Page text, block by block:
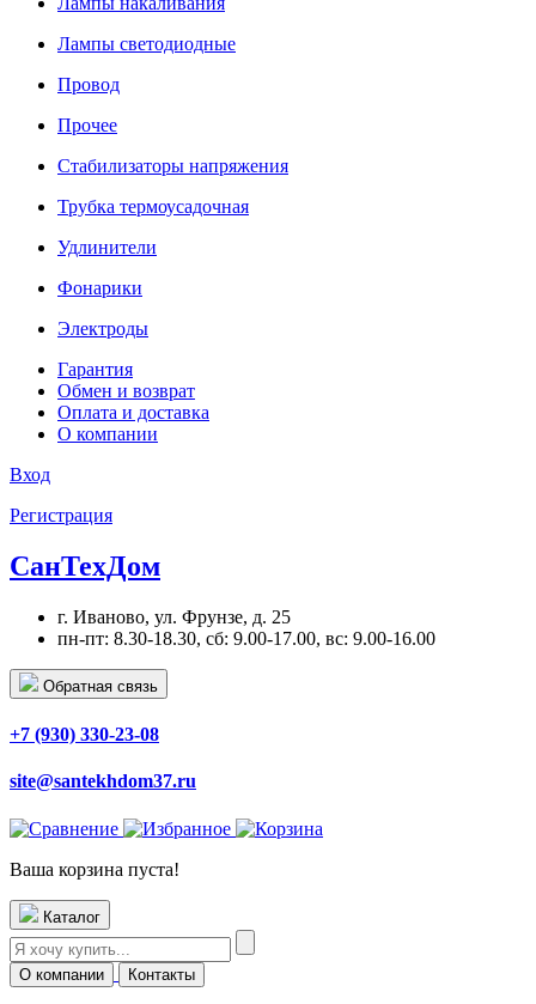
Лампы светодиодные
Провод
Прочее
Стабилизаторы напряжения
Трубка термоусадочная
Удлинители
Фонарики
Электроды
Гарантия
Обмен и возврат
Оплата и доставка
О компании
Вход
Регистрация
СанТехДом
г. Иваново, ул. Фрунзе, д. 25
пн-пт: 8.30-18.30, сб: 9.00-17.00, вс: 9.00-16.00
Обратная связь
+7 (930) 330-23-08
site@santekhdom37.ru
Ваша корзина пуста!
Каталог
О компании Контакты